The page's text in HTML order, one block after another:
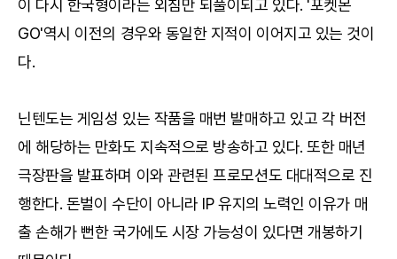
이 다시 한국형이라는 외침만 되풀이되고 있다. '포켓몬
GO'역시 이전의 경우와 동일한 지적이 이어지고 있는 것이
다.
닌텐도는 게임성 있는 작품을 매번 발매하고 있고 각 버전
에 해당하는 만화도 지속적으로 방송하고 있다. 또한 매년
극장판을 발표하며 이와 관련된 프로모션도 대대적으로 진
행한다. 돈벌이 수단이 아니라 IP 유지의 노력인 이유가 매
출 손해가 뻔한 국가에도 시장 가능성이 있다면 개봉하기